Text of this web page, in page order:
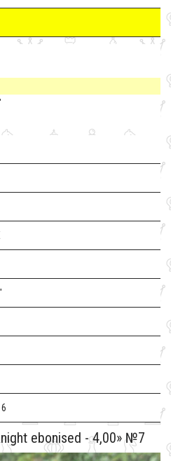
ebonised - 4,00» №7